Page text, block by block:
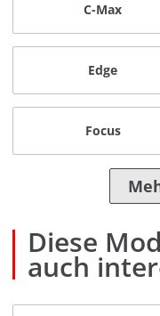
C-Max
Edge
Focus
Diese
auch